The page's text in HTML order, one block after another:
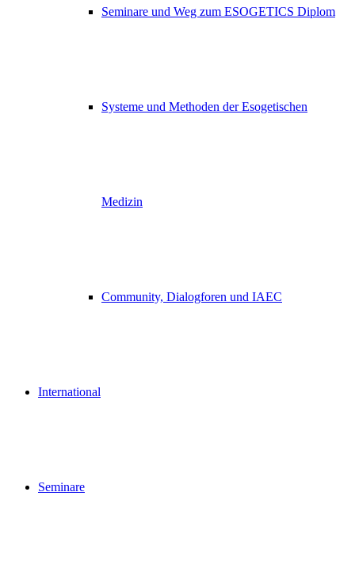
Seminare und Weg zum ESOGETICS Diplom
Systeme und Methoden der Esogetischen
Medizin
Community, Dialogforen und IAEC
International
Seminare